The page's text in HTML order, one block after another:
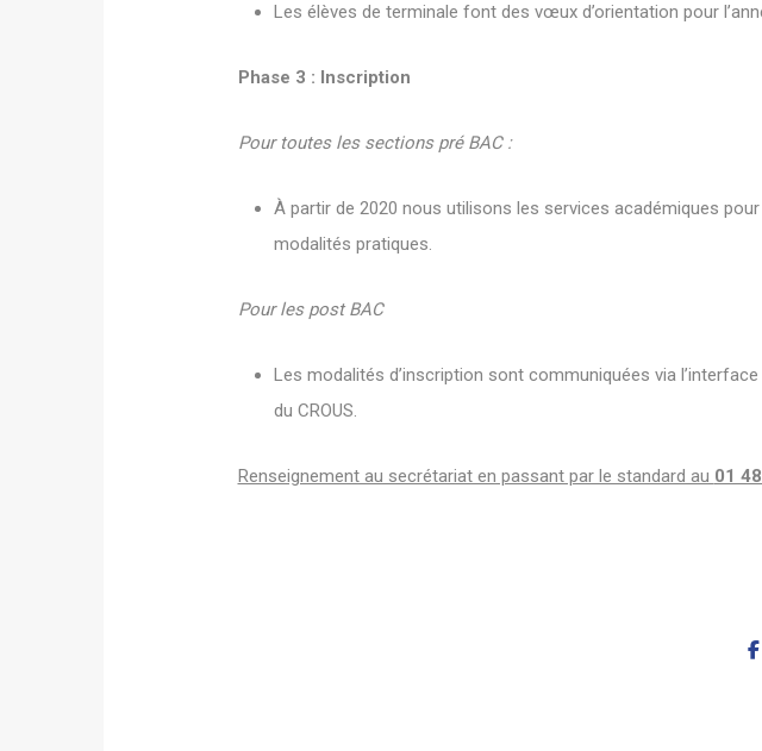
Les élèves de terminale font des vœux d’orientation pour
Phase 3 : Inscription
Pour toutes les sections pré BAC :
À partir de 2020 nous utilisons les services académiques
modalités pratiques.
Pour les post BAC
Les modalités d’inscription sont communiquées via
du CROUS.
Renseignement au secrétariat en passant par le standard au 01